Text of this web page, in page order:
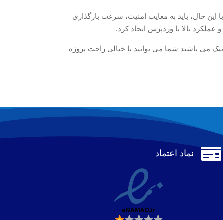
حال، باید به معایب امنیت، سرعت بارگذاری
بالا با وردپرس ایجاد کرد.
می باشید شما می توانید با خیالی راحت پروژه
 نماد اعتماد